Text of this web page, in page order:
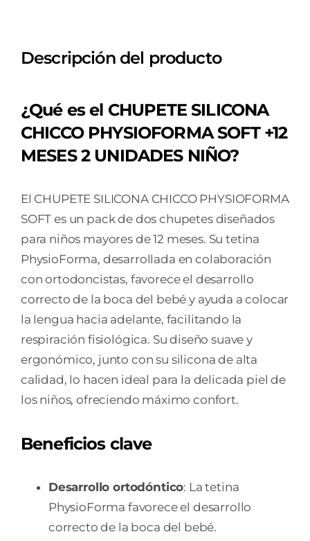
SOFT
MESES
2
UNIDADES
cantidad
Descripción del producto
¿Qué es el CHUPETE SILICONA
CHICCO PHYSIOFORMA SOFT +12
MESES 2 UNIDADES NIÑO?
El CHUPETE SILICONA CHICCO PHYSIOFORMA
SOFT es un pack de dos chupetes diseñados
para niños mayores de 12 meses. Su tetina
PhysioForma, desarrollada en colaboración
con ortodoncistas, favorece el desarrollo
correcto de la boca del bebé y ayuda a colocar
la lengua hacia adelante, facilitando la
respiración fisiológica. Su diseño suave y
ergonómico, junto con su silicona de alta
calidad, lo hacen ideal para la delicada piel de
los niños, ofreciendo máximo confort.
Beneficios clave
Desarrollo ortodóntico: La tetina
PhysioForma favorece el desarrollo
correcto de la boca del bebé.